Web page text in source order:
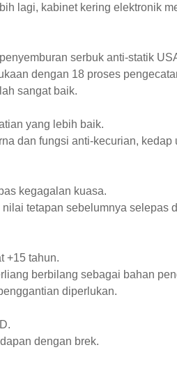
lagi, kabinet kering elektronik
serbuk anti-statik
dengan 18 proses
sangat baik.
yang lebih baik.
dan fungsi anti-kecurian, kedap
kegagalan kuasa.
tetapan sebelumnya selepas
+15 tahun.
berbilang sebagai bahan
diperlukan.
dengan brek.